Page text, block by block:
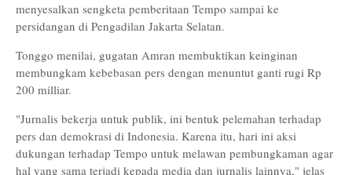
menyesalkan sengketa pemberitaan Tempo sampai ke
persidangan di Pengadilan Jakarta Selatan.
Tonggo menilai, gugatan Amran membuktikan keinginan
membungkam kebebasan pers dengan menuntut ganti rugi Rp
200 milliar.
"Jurnalis bekerja untuk publik, ini bentuk pelemahan terhadap
pers dan demokrasi di Indonesia. Karena itu, hari ini aksi
dukungan terhadap Tempo untuk melawan pembungkaman agar
hal yang sama terjadi kepada media dan jurnalis lainnya," jelas